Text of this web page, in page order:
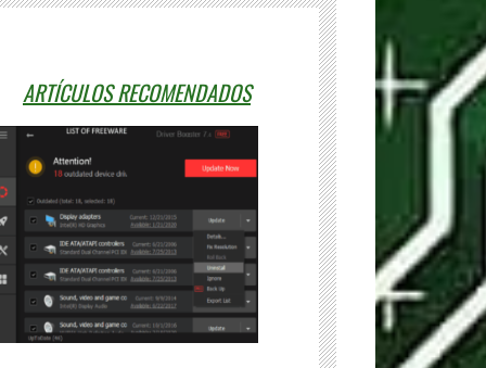
ARTÍCULOS RECOMENDADOS